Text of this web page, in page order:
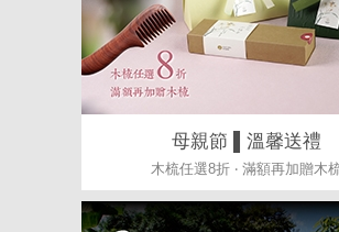
母親節 ▌溫馨送禮
木梳任選8折 ‧ 滿額再加贈木